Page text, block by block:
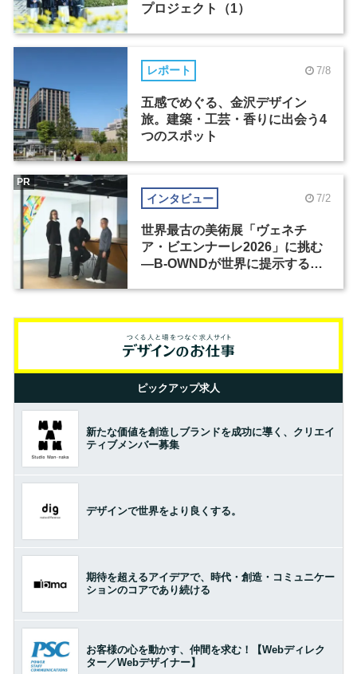
プロジェクト（1）
レポート 7/8
五感でめぐる、金沢デザイン
旅。建築・工芸・香りに出会う4
つのスポット
インタビュー 7/2
世界最古の美術展「ヴェネチ
ア・ビエンナーレ2026」に挑む
―B-OWNDが世界に提示する美
PR
ピックアップ求人
新たな価値を創造しブランドを成功に導く、クリエイ
ティブメンバー募集
デザインで世界をより良くする。
期待を超えるアイデアで、時代・創造・コミュニケー
ションのコアであり続ける
お客様の心を動かす、仲間を求む！【Webディレク
ター／Webデザイナー】